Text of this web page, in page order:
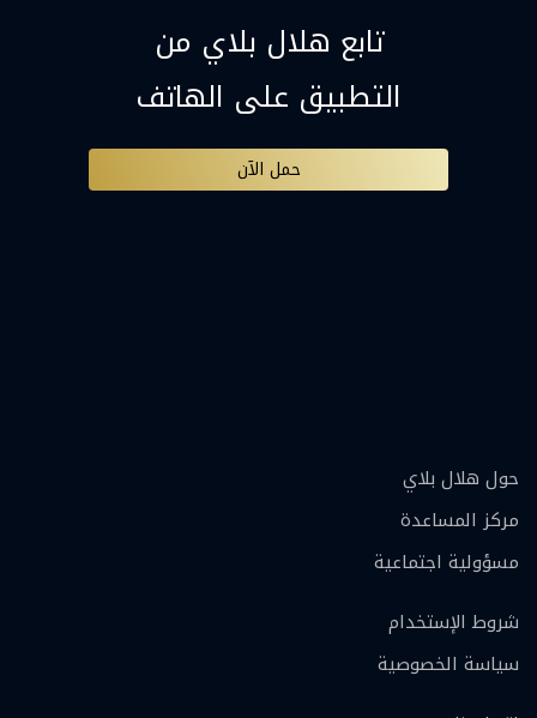
تابع هلال بلاي من
التطبيق على الهاتف
حمل الآن
حول هلال بلاي
مركز المساعدة
مسؤولية اجتماعية
شروط الإستخدام
سياسة الخصوصية